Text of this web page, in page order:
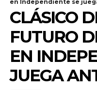
en Independiente se
CLÁSICO
FUTURO
EN
JUEGA